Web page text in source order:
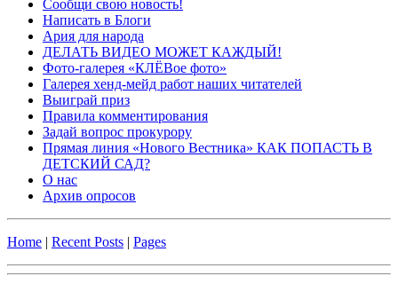
Сообщи свою новость!
Написать в Блоги
Ария для народа
ДЕЛАТЬ ВИДЕО МОЖЕТ КАЖДЫЙ!
Фото-галерея «КЛЁВое фото»
Галерея хенд-мейд работ наших читателей
Выиграй приз
Правила комментирования
Задай вопрос прокурору
Прямая линия «Нового Вестника» КАК ПОПАСТЬ В
ДЕТСКИЙ САД?
О нас
Архив опросов
Home | Recent Posts | Pages